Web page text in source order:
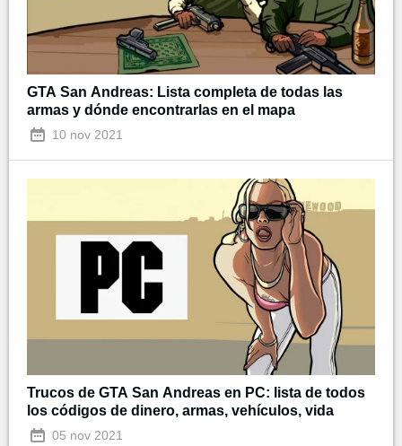
GTA San Andreas: Lista completa de todas las
armas y dónde encontrarlas en el mapa
10 nov 2021
Trucos de GTA San Andreas en PC: lista de todos
los códigos de dinero, armas, vehículos, vida
05 nov 2021